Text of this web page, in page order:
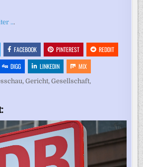
...
FACEBOOK PINTEREST
REDDIT
DIGG LINKEDIN MIX
,Gericht,Gesellschaft,